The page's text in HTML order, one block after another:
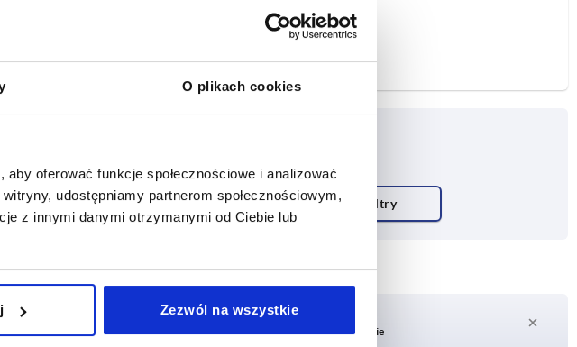
O plikach cookies
oferować funkcje społecznościowe i analizować
udostępniamy partnerom społecznościowym,
z innymi danymi otrzymanymi od Ciebie lub
Zezwól na wszystkie
A2
Czas dostawy na żądanie
4-20 dni
Obecnie brak w magazynie